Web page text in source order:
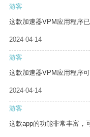
游客
这款加速器VPM应用程序
2024-04-14
游客
这款加速器VPM应用程序
2024-04-14
游客
这款app的功能非常丰富，